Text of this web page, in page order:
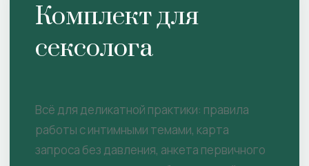
Комплект для
сексолога
Всё для деликатной практики: правила
работы с интимными темами, карта
запроса без давления, анкета первичного